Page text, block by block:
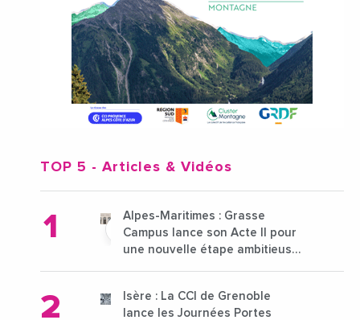
TOP 5 - Articles & Vidéos
Alpes-Maritimes : Grasse
Campus lance son Acte II pour
une nouvelle étape ambitieuse
Isère : La CCI de Grenoble
lance les Journées Portes